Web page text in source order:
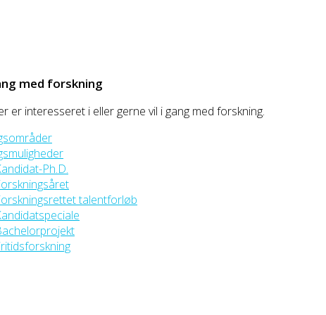
med forskning
er interesseret i eller gerne vil i gang med forskning.
Ph.D.
talentforløb